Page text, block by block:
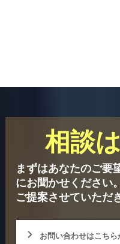
相談
まずはあなたのご要
にお聞かせください。
ご提案させていただ
お問い合わせはこちら